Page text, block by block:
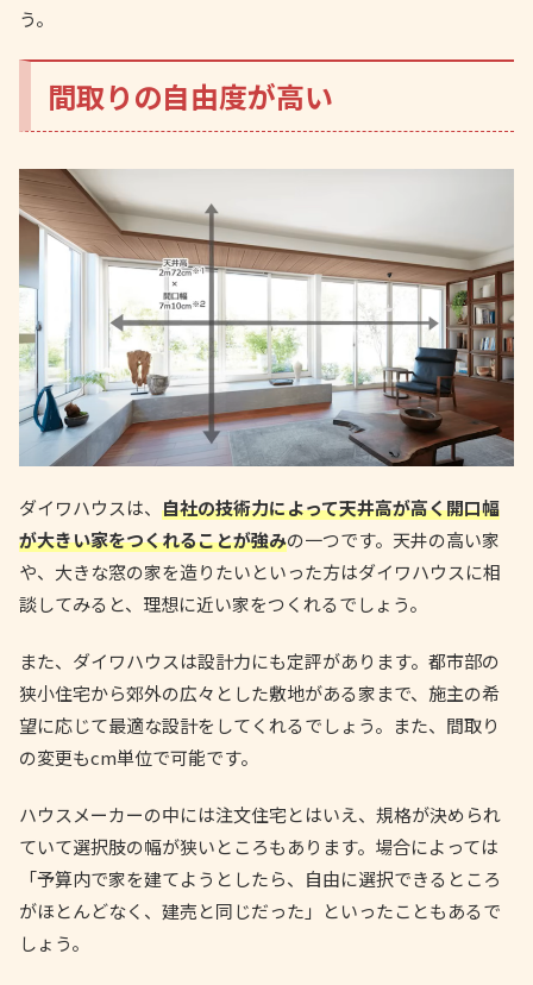
う。
間取りの自由度が高い
ダイワハウスは、 自社の技術力によって天井高が高く開口幅
が大きい家をつくれることが強みの一つです。天井の高い家
や、大きな窓の家を造りたいといった方はダイワハウスに相
談してみると、理想に近い家をつくれるでしょう。
また、ダイワハウスは設計力にも定評があります。都市部の
狭小住宅から郊外の広々とした敷地がある家まで、施主の希
望に応じて最適な設計をしてくれるでしょう。また、間取り
の変更もcm単位で可能です。
ハウスメーカーの中には注文住宅とはいえ、規格が決められ
ていて選択肢の幅が狭いところもあります。場合によっては
「予算内で家を建てようとしたら、自由に選択できるところ
がほとんどなく、建売と同じだった」といったこともあるで
しょう。